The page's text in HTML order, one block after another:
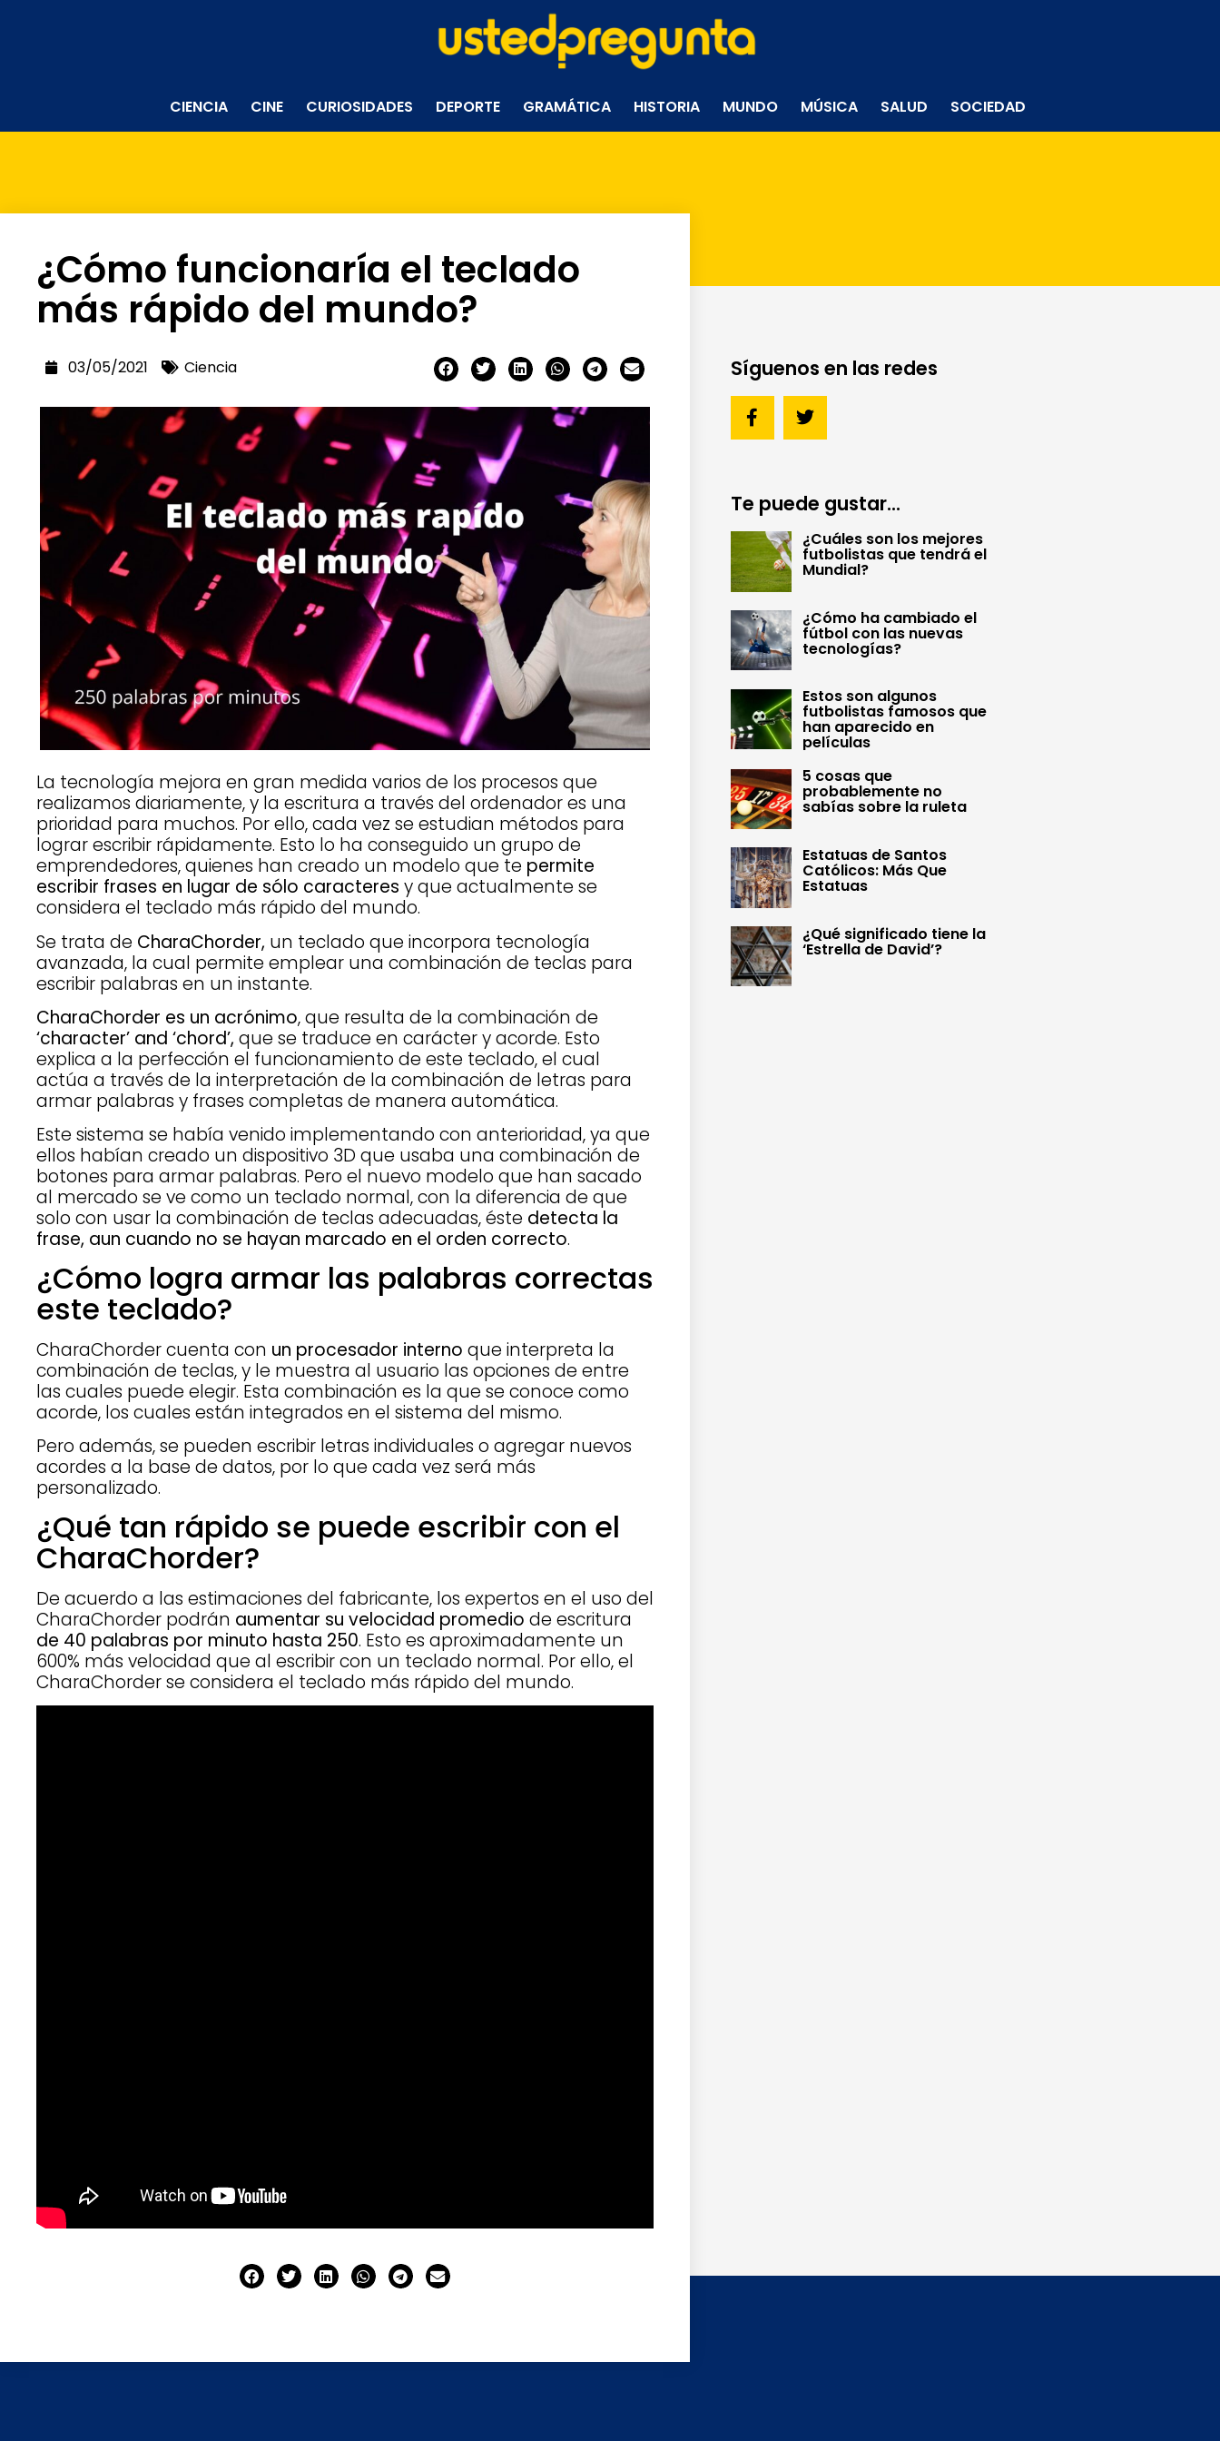
CIENCIA CINE CURIOSIDADES DEPORTE GRAMÁTICA HISTORIA MUNDO MÚSICA SALUD SOCIEDAD
¿Cómo funcionaría el teclado
más rápido del mundo?
03/05/2021 Ciencia
La tecnología mejora en gran medida varios de los procesos que
realizamos diariamente, y la escritura a través del ordenador es una
prioridad para muchos. Por ello, cada vez se estudian métodos para
lograr escribir rápidamente. Esto lo ha conseguido un grupo de
emprendedores, quienes han creado un modelo que te permite
escribir frases en lugar de sólo caracteres y que actualmente se
considera el teclado más rápido del mundo.
Se trata de CharaChorder, un teclado que incorpora tecnología
avanzada, la cual permite emplear una combinación de teclas para
escribir palabras en un instante.
CharaChorder es un acrónimo, que resulta de la combinación de
‘character’ and ‘chord’, que se traduce en carácter y acorde. Esto
explica a la perfección el funcionamiento de este teclado, el cual
actúa a través de la interpretación de la combinación de letras para
armar palabras y frases completas de manera automática.
Este sistema se había venido implementando con anterioridad, ya que
ellos habían creado un dispositivo 3D que usaba una combinación de
botones para armar palabras. Pero el nuevo modelo que han sacado
al mercado se ve como un teclado normal, con la diferencia de que
solo con usar la combinación de teclas adecuadas, éste detecta la
frase, aun cuando no se hayan marcado en el orden correcto.
¿Cómo logra armar las palabras correctas
este teclado?
CharaChorder cuenta con un procesador interno que interpreta la
combinación de teclas, y le muestra al usuario las opciones de entre
las cuales puede elegir. Esta combinación es la que se conoce como
acorde, los cuales están integrados en el sistema del mismo.
Pero además, se pueden escribir letras individuales o agregar nuevos
acordes a la base de datos, por lo que cada vez será más
personalizado.
¿Qué tan rápido se puede escribir con el
CharaChorder?
De acuerdo a las estimaciones del fabricante, los expertos en el uso del
CharaChorder podrán aumentar su velocidad promedio de escritura
de 40 palabras por minuto hasta 250. Esto es aproximadamente un
600% más velocidad que al escribir con un teclado normal. Por ello, el
CharaChorder se considera el teclado más rápido del mundo.
Síguenos en las redes
Te puede gustar...
¿Cuáles son los mejores
futbolistas que tendrá el
Mundial?
¿Cómo ha cambiado el
fútbol con las nuevas
tecnologías?
Estos son algunos
futbolistas famosos que
han aparecido en
películas
5 cosas que
probablemente no
sabías sobre la ruleta
Estatuas de Santos
Católicos: Más Que
Estatuas
¿Qué significado tiene la
‘Estrella de David’?